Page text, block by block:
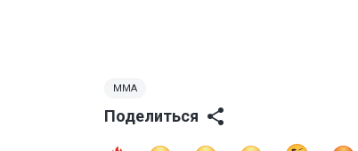
MMA
Поделиться